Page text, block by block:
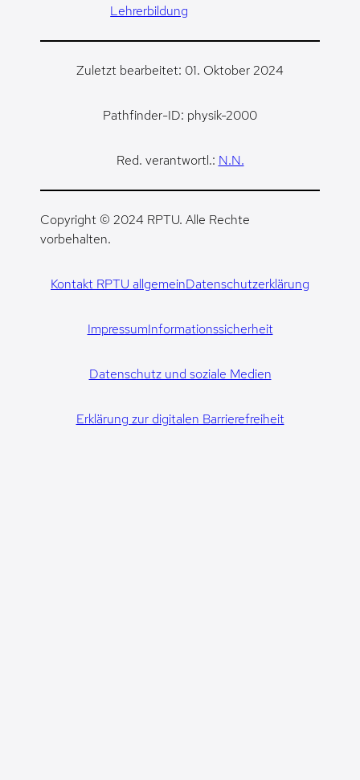
Lehrerbildung
Zuletzt bearbeitet: 01. Oktober 2024
Pathfinder-ID: physik-2000
Red. verantwortl.: N.N.
Copyright © 2024 RPTU. Alle Rechte
vorbehalten.
Kontakt RPTU allgemeinDatenschutzerklärung
ImpressumInformationssicherheit
Datenschutz und soziale Medien
Erklärung zur digitalen Barrierefreiheit